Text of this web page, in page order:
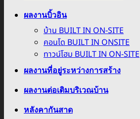
ผลงานบิ้วอิน
บ้าน BUILT IN ON-SITE
คอนโด BUILT IN ONSITE
ทาวน์โฮม BUILT IN ON-SITE
ผลงานที่อยู่ระหว่างการสร้าง
ผลงานต่อเติมบริเวณบ้าน
หลังคากันสาด